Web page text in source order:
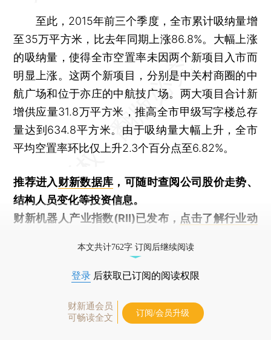
至此，2015年前三个季度，全市累计吸纳量增
至35万平方米，比去年同期上涨86.8%。大幅上涨
的吸纳量，使得全市空置率未因两个新项目入市而
明显上涨。这两个新项目，分别是中关村商圈的中
航广场和位于亦庄的中航技广场。两大项目合计新
增供应量31.8万平方米，推高全市甲级写字楼总存
量达到634.8平方米。由于吸纳量大幅上升，全市
平均空置率环比仅上升2.3个百分点至6.82%。
推荐进入财新数据库 ，可随时查阅公司股价走势、
结构人员变化等投资信息。
财新机器人产业指数(RII)已发布， 点击了解行业动
本文共计762字 订阅后继续阅读
登录 后获取已订阅的阅读权限
财新通会员
可畅读全文
订阅/会员升级